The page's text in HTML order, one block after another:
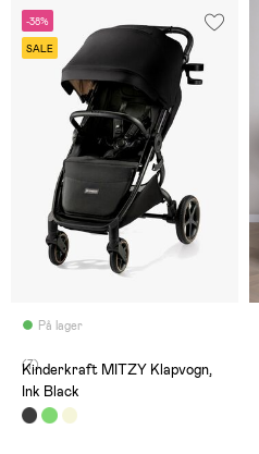
-38%
SALE
På lager
(7)
Kinderkraft MITZY Klapvogn,
Ink Black